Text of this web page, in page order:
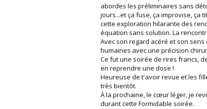
abordes les préliminaires sans
jours...et ça fuse, ça improvise, ça
cette exploration hilarante des
équation sans solution. La
Avec son regard acéré et son
humaines avec une précision
Ce fut une soirée de rires francs,
en reprendre une dose !
Heureuse de t'avoir revue et les
très bientôt.
À la prochaine, le cœur léger, je
durant cette Formidable soirée.